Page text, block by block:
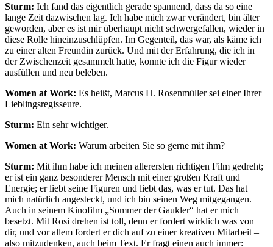
Sturm: Ich fand das eigentlich gerade spannend, dass da so eine
lange Zeit dazwischen lag. Ich habe mich zwar verändert, bin älter
geworden, aber es ist mir überhaupt nicht schwergefallen, wieder in
diese Rolle hineinzuschlüpfen. Im Gegenteil, das war, als käme ich
zu einer alten Freundin zurück. Und mit der Erfahrung, die ich in
der Zwischenzeit gesammelt hatte, konnte ich die Figur wieder
ausfüllen und neu beleben.
Women at Work: Es heißt, Marcus H. Rosenmüller sei einer Ihrer
Lieblingsregisseure.
Sturm: Ein sehr wichtiger.
Women at Work: Warum arbeiten Sie so gerne mit ihm?
Sturm: Mit ihm habe ich meinen allerersten richtigen Film gedreht;
er ist ein ganz besonderer Mensch mit einer großen Kraft und
Energie; er liebt seine Figuren und liebt das, was er tut. Das hat
mich natürlich angesteckt, und ich bin seinen Weg mitgegangen.
Auch in seinem Kinofilm „Sommer der Gaukler“ hat er mich
besetzt. Mit Rosi drehen ist toll, denn er fordert wirklich was von
dir, und vor allem fordert er dich auf zu einer kreativen Mitarbeit –
also mitzudenken, auch beim Text. Er fragt einen auch immer: